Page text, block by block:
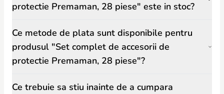
protectie Premaman, 28 piese" este in stoc?
Ce metode de plata sunt disponibile pentru
produsul "Set complet de accesorii de
protectie Premaman, 28 piese"?
Ce trebuie sa stiu inainte de a cumpara